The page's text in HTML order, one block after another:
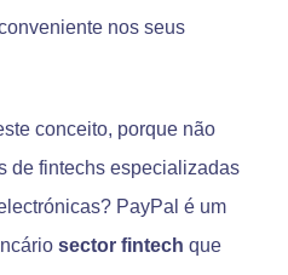
nos seus
conceito, porque não
de fintechs especializadas
PayPal é um
sector fintech que